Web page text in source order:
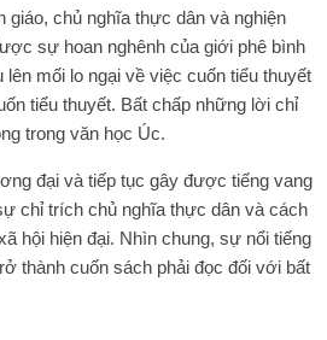
giáo, chủ nghĩa thực dân và nghiện
sự hoan nghênh của giới phê bình
mối lo ngại về việc cuốn tiểu thuyết
tiểu thuyết. Bất chấp những lời chỉ
trong văn học Úc.
đại và tiếp tục gây được tiếng vang
chỉ trích chủ nghĩa thực dân và cách
hội hiện đại. Nhìn chung, sự nổi tiếng
thành cuốn sách phải đọc đối với bất